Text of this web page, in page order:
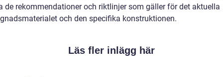
de rekommendationer och riktlinjer som gäller för det aktuella
och den specifika konstruktionen.
Läs fler inlägg här